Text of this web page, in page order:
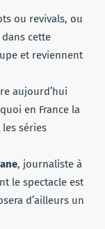
ou revivals, ou
cette
et reviennent
aujourd’hui
en France la
séries
, journaliste à
le spectacle est
d’ailleurs un